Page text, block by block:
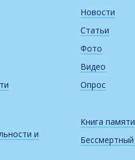
и
Новости
Статьи
Фото
Видео
Опрос
Книга памяти